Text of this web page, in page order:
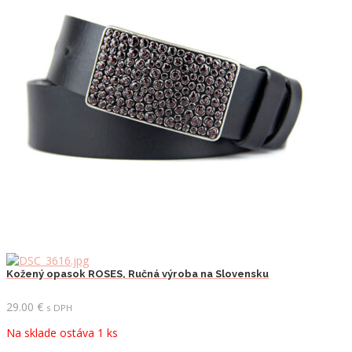
Kožený opasok ROSES, Ručná výroba na Slovensku
29.00 € s DPH
Na sklade ostáva 1 ks